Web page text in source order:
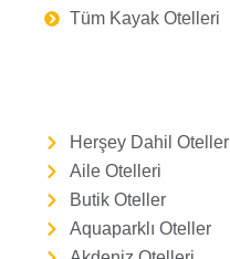
Tüm Kayak Otelleri
Herşey Dahil Oteller
Aile Otelleri
Butik Oteller
Aquaparklı Oteller